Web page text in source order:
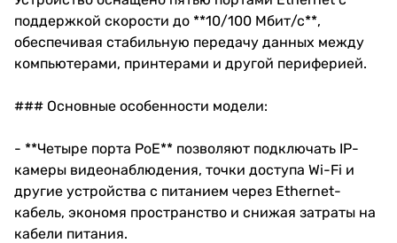
поддержкой скорости до **10/100 Мбит/с**,
обеспечивая стабильную передачу данных между
компьютерами, принтерами и другой периферией.
### Основные особенности модели:
- **Четыре порта PoE** позволяют подключать IP-
камеры видеонаблюдения, точки доступа Wi-Fi и
другие устройства с питанием через Ethernet-
кабель, экономя пространство и снижая затраты на
кабели питания.